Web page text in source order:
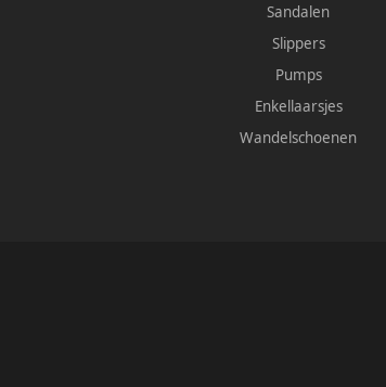
Sandalen
Slippers
Pumps
Enkellaarsjes
Wandelschoenen